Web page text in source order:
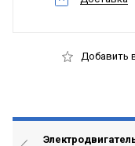
Добавить